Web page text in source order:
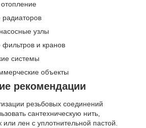
узлы
и кранов
системы
объекты
рекомендации
резьбовых соединений
сантехническую нить,
лен с уплотнительной пастой.